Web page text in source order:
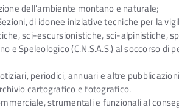
dell’ambiente montano e naturale;
di idonee iniziative tecniche per la
sci-escursionistiche, sci-alpinistiche,
e Speleologico (C.N.S.A.S.) al soccorso
periodici, annuari e altre
cartografico e fotografico.
strumentali e funzionali al